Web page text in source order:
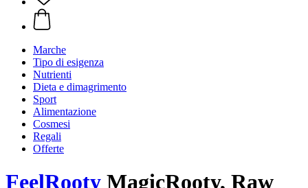
Marche
Tipo di esigenza
Nutrienti
Dieta e dimagrimento
Sport
Alimentazione
Cosmesi
Regali
Offerte
FeelRooty MagicRooty, Raw